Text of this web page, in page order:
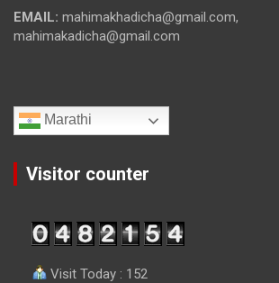
EMAIL: mahimakhadicha@gmail.com,
mahimakadicha@gmail.com
Marathi
Visitor counter
Visit Today : 152